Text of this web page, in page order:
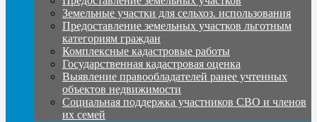
Земельные участки для сельхоз. использования
Предоставление земельных участков льготным
категориям граждан
Комплексные кадастровые работы
Государственная кадастровая оценка
Выявление правообладателей ранее учтенных
объектов недвижимости
Социальная поддержка участников СВО и членов
их семей